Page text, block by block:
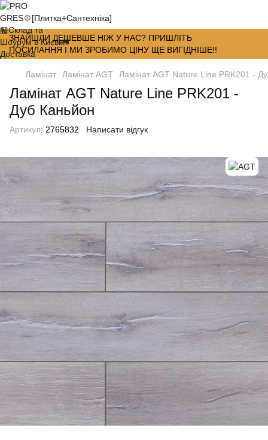
ЗНАЙШЛИ ДЕШЕВШЕ НІЖ У НАС? ПРИШЛІТЬ
ПОСИЛАННЯ І МИ ЗРОБИМО ЦІНУ ЩЕ ВИГІДНІШЕ!!
Ламінат Ламінат AGT Ламінат AGT Nature Line PRK201 -
Ламінат AGT Nature Line PRK201 -
Дуб Каньйон
Артикул: 2765832 Написати відгук